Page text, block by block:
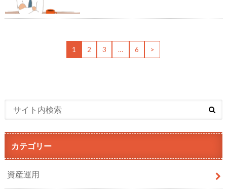
1 2 3 … 6 >
カテゴリー
資産運用